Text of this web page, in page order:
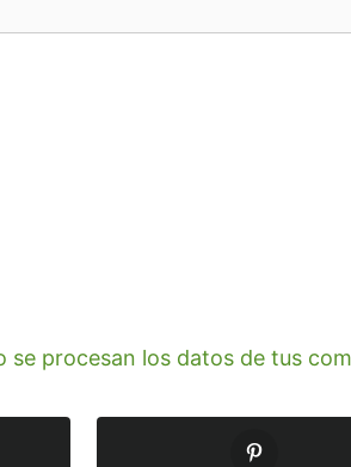
se procesan los datos de tus